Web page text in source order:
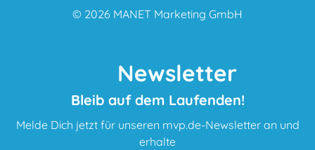
© 2026 MANET Marketing GmbH
Newsletter
Bleib auf dem Laufenden!
Melde Dich jetzt für unseren mvp.de-Newsletter an und
erhalte